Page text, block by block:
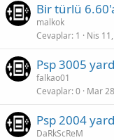
Bir türlü
malkok
Cevaplar 1 Nis
Psp 3005
falkao01
Cevaplar 0 Mar
Psp 2004
DaRkScReM